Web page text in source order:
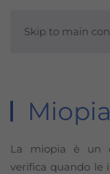
Skip to main
Miopia
La miopia è un
verifica quando le